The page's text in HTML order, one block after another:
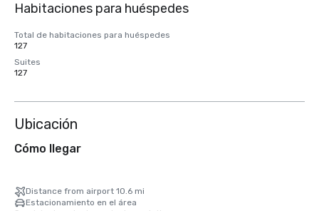
Habitaciones para huéspedes
Total de habitaciones para huéspedes
127
Suites
127
Ubicación
Cómo llegar
Distance from airport 10.6 mi
Estacionamiento en el área